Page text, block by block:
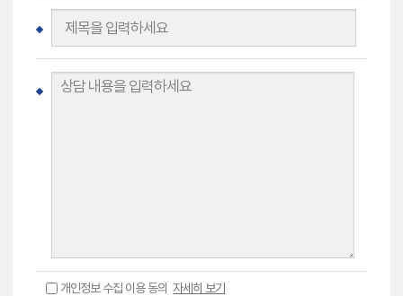
개인정보 수집 이용 동의 자세히 보기